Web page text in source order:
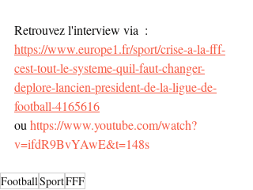
Retrouvez l'interview via  :
https://www.europe1.fr/sport/crise-a-la-fff-
cest-tout-le-systeme-quil-faut-changer-
deplore-lancien-president-de-la-ligue-de-
football-4165616
ou https://www.youtube.com/watch?
v=ifdR9BvYAwE&t=148s
FootballSportFFF